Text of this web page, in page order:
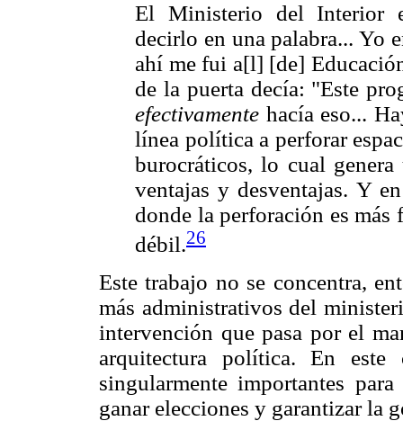
El Ministerio del Interior
decirlo en una palabra... Yo
ahí me fui a[l] [de]
de la puerta decía: "Este
efectivamente hacía eso...
línea política a perforar
burocráticos, lo cual
ventajas y desventajas. Y
donde la perforación es más
débil.26
Este trabajo no se concentra,
más administrativos del
intervención que pasa por el
arquitectura política. En este
singularmente importantes
ganar elecciones y garantizar la